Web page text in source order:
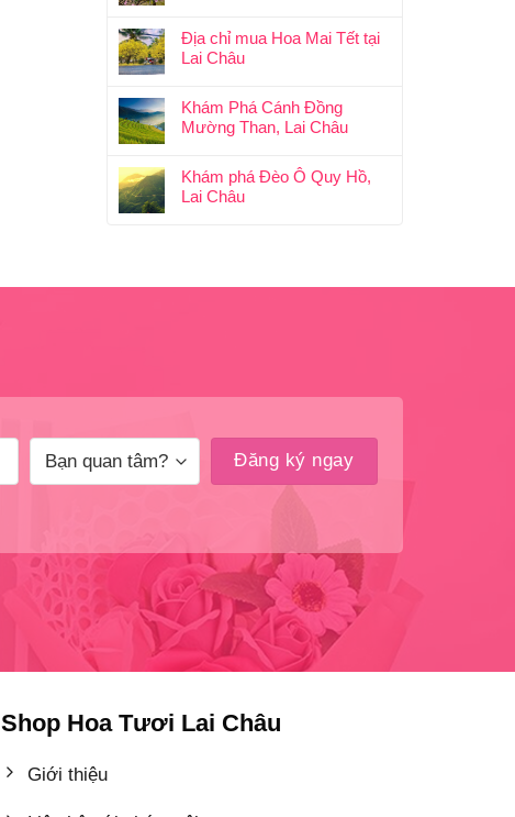
Địa chỉ mua Hoa Mai Tết tại
Lai Châu
Khám Phá Cánh Đồng
Mường Than, Lai Châu
Khám phá Đèo Ô Quy Hồ,
Lai Châu
Shop Hoa Tươi Lai Châu
Giới thiệu